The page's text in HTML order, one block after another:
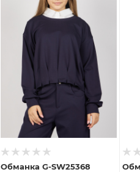
Обманка G-SW25368